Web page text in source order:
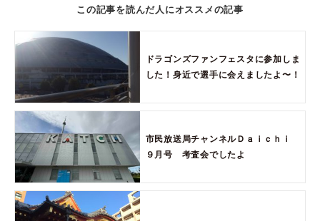
この記事を読んだ人にオススメの記事
ドラゴンズファンフェスタに参加しま
した！身近で選手に会えましたよ〜！
市民放送局チャンネルＤａｉｃｈｉ
９月号 考査会でしたよ